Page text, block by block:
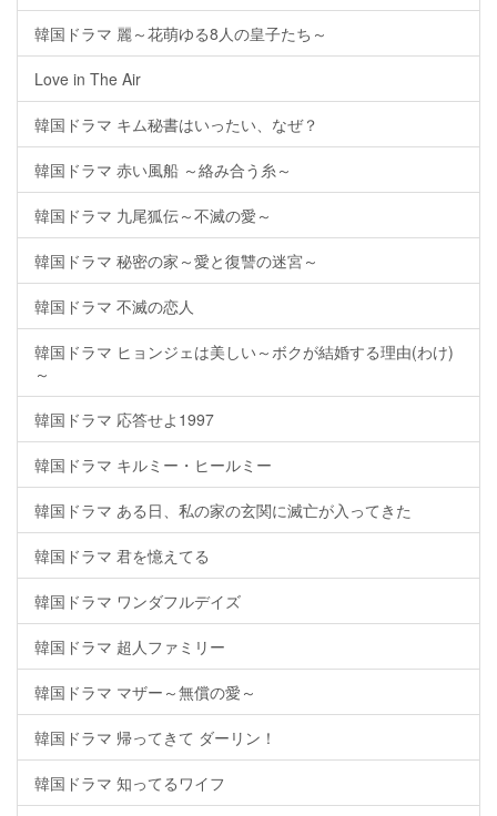
韓国ドラマ 麗～花萌ゆる8人の皇子たち～
Love in The Air
韓国ドラマ キム秘書はいったい、なぜ？
韓国ドラマ 赤い風船 ～絡み合う糸～
韓国ドラマ 九尾狐伝～不滅の愛～
韓国ドラマ 秘密の家～愛と復讐の迷宮～
韓国ドラマ 不滅の恋人
韓国ドラマ ヒョンジェは美しい～ボクが結婚する理由(わけ)
～
韓国ドラマ 応答せよ1997
韓国ドラマ キルミー・ヒールミー
韓国ドラマ ある日、私の家の玄関に滅亡が入ってきた
韓国ドラマ 君を憶えてる
韓国ドラマ ワンダフルデイズ
韓国ドラマ 超人ファミリー
韓国ドラマ マザー～無償の愛～
韓国ドラマ 帰ってきて ダーリン！
韓国ドラマ 知ってるワイフ